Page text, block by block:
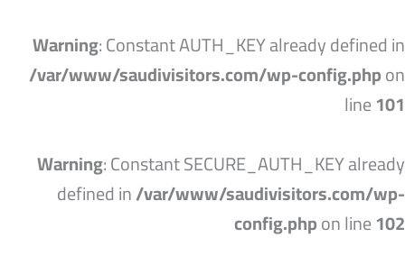
Warning: Constant AUTH_KEY already defined in
/var/www/saudivisitors.com/wp-config.phpon
line101
Warning: Constant SECURE_AUTH_KEY already
defined in/var/www/saudivisitors.com/wp-
config.phpon line102
إلى
المحتوى